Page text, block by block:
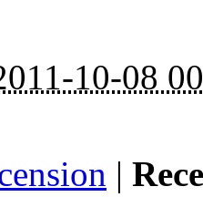
10-08
|